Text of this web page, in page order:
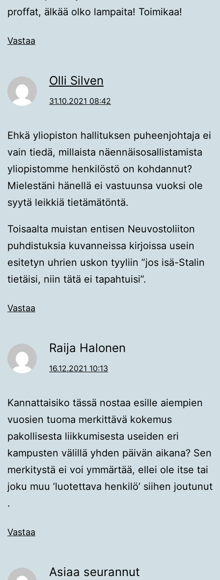
proffat, älkää olko lampaita! Toimikaa!
Vastaa
Olli Silven
31.10.2021 08:42
Ehkä yliopiston hallituksen puheenjohtaja ei
vain tiedä, millaista näennäisosallistamista
yliopistomme henkilöstö on kohdannut?
Mielestäni hänellä ei vastuunsa vuoksi ole
syytä leikkiä tietämätöntä.
Toisaalta muistan entisen Neuvostoliiton
puhdistuksia kuvanneissa kirjoissa usein
esitetyn uhrien uskon tyyliin ”jos isä-Stalin
tietäisi, niin tätä ei tapahtuisi”.
Vastaa
Raija Halonen
16.12.2021 10:13
Kannattaisiko tässä nostaa esille aiempien
vuosien tuoma merkittävä kokemus
pakollisesta liikkumisesta useiden eri
kampusten välillä yhden päivän aikana? Sen
merkitystä ei voi ymmärtää, ellei ole itse tai
joku muu ’luotettava henkilö’ siihen joutunut
.
Vastaa
Asiaa seurannut